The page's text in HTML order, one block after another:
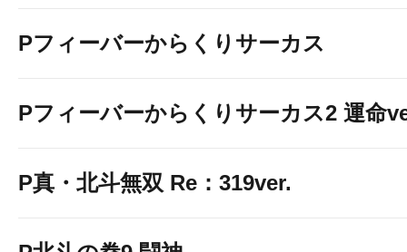
Pフィーバーからくりサーカス
Pフィーバーからくりサーカス2 運命
P真・北斗無双 Re：319ver.